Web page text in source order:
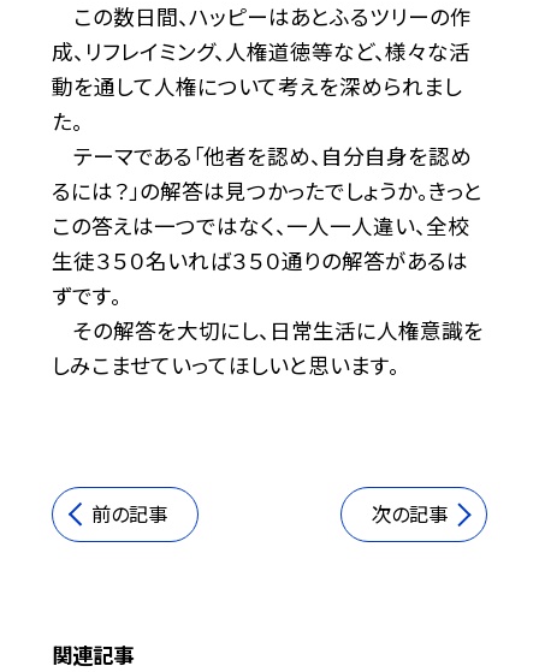
この数日間、ハッピーはあとふるツリーの作
成、リフレイミング、人権道徳等など、様々な活
動を通して人権について考えを深められまし
た。
テーマである「他者を認め、自分自身を認め
るには？」の解答は見つかったでしょうか。きっと
この答えは一つではなく、一人一人違い、全校
生徒３５０名いれば３５０通りの解答があるは
ずです。
その解答を大切にし、日常生活に人権意識を
しみこませていってほしいと思います。
前の記事 次の記事
関連記事